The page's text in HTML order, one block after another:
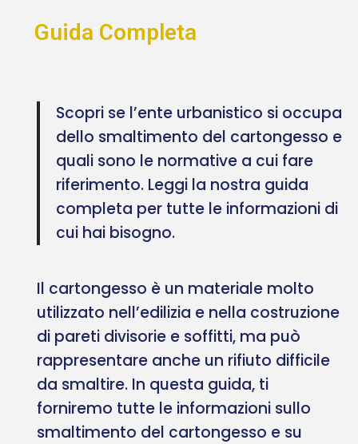
Guida Completa
Scopri se l’ente urbanistico si occupa
dello smaltimento del cartongesso e
quali sono le normative a cui fare
riferimento. Leggi la nostra guida
completa per tutte le informazioni di
cui hai bisogno.
Il cartongesso è un materiale molto
utilizzato nell’edilizia e nella costruzione
di pareti divisorie e soffitti, ma può
rappresentare anche un rifiuto difficile
da smaltire. In questa guida, ti
forniremo tutte le informazioni sullo
smaltimento del cartongesso e su